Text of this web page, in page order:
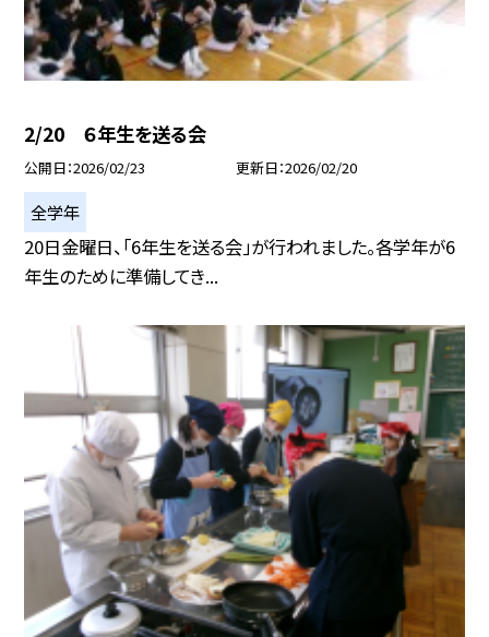
2/20 ６年生を送る会
公開日 2026/02/23 更新日 2026/02/20
全学年
20日金曜日、「6年生を送る会」が行われました。各学年が6
年生のために準備してき...